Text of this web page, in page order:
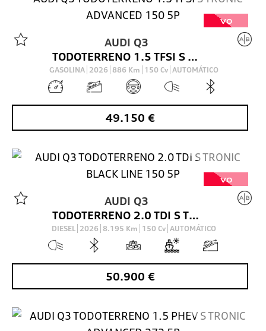
VO
AUDI Q3
TODOTERRENO 1.5 TFSI S TRONIC ADVANCED 150 5P
GASOLINA 2026 886 Km 150 Cv AUTOMÁTICO
49.150 €
VO
AUDI Q3
TODOTERRENO 2.0 TDI S TRONIC BLACK LINE 150 5P
DIESEL 2026 8.195 Km 150 Cv AUTOMÁTICO
50.900 €